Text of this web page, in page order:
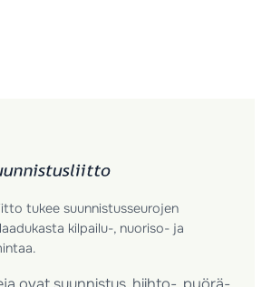
tukee suunnistusseurojen
kilpailu-, nuoriso- ja